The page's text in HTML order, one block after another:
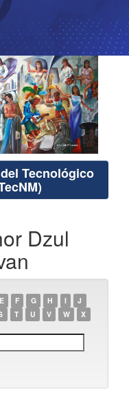
Tecnológico
Dzul
E F G H I
J
T U V W
X